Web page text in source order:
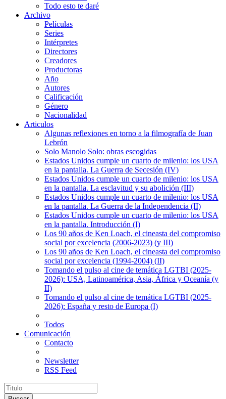
Todo esto te daré
Archivo
Películas
Series
Intérpretes
Directores
Creadores
Productoras
Año
Autores
Calificación
Género
Nacionalidad
Articulos
Algunas reflexiones en torno a la filmografía de Juan
Lebrón
Solo Manolo Solo: obras escogidas
Estados Unidos cumple un cuarto de milenio: los USA
en la pantalla. La Guerra de Secesión (IV)
Estados Unidos cumple un cuarto de milenio: los USA
en la pantalla. La esclavitud y su abolición (III)
Estados Unidos cumple un cuarto de milenio: los USA
en la pantalla. La Guerra de la Independencia (II)
Estados Unidos cumple un cuarto de milenio: los USA
en la pantalla. Introducción (I)
Los 90 años de Ken Loach, el cineasta del compromiso
social por excelencia (2006-2023) (y III)
Los 90 años de Ken Loach, el cineasta del compromiso
social por excelencia (1994-2004) (II)
Tomando el pulso al cine de temática LGTBI (2025-
2026): USA, Latinoamérica, Asia, África y Oceanía (y
II)
Tomando el pulso al cine de temática LGTBI (2025-
2026): España y resto de Europa (I)
Todos
Comunicación
Contacto
Newsletter
RSS Feed